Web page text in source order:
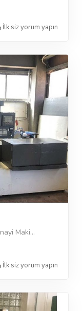
İlk siz yorum yapın
Maki...
İlk siz yorum yapın